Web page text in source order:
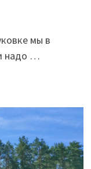
мы в
надо …